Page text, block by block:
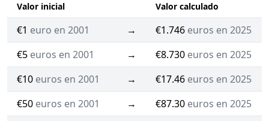
Valor inicial Valor calculado
€1 euro en 2001 → €1.746 euros en 2025
€5 euros en 2001 → €8.730 euros en 2025
€10 euros en 2001 → €17.46 euros en 2025
€50 euros en 2001 → €87.30 euros en 2025